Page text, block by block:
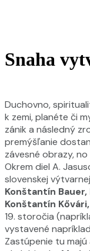
Snaha
Duchovno,
k zemi, planéte či
zánik a následný
premýšľanie
závesné obrazy,
Okrem diel A.
slovenskej
Konštantín
Konštantín
19. storočia
vystavené
Zastúpenie tu